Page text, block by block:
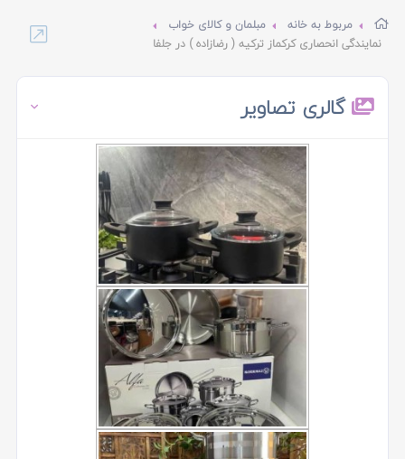
مربوط به خانه
مبلمان و کالای خواب
نمایندگی انحصاری کرکماز ترکیه ( رضازاده ) در جلفا
گالری تصاویر